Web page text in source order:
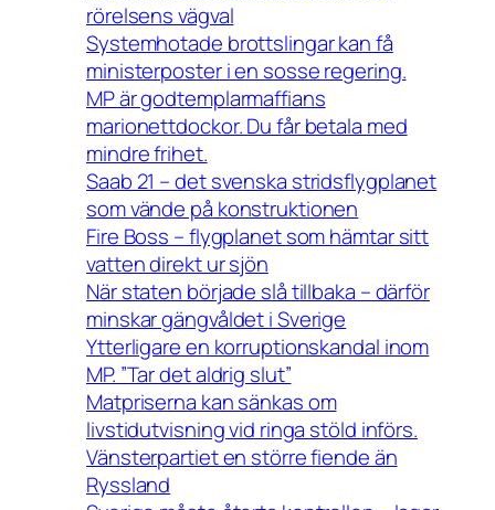
rörelsens vägval
Systemhotade brottslingar kan få
ministerposter i en sosse regering.
MP är godtemplarmaffians
marionettdockor. Du får betala med
mindre frihet.
Saab 21 – det svenska stridsflygplanet
som vände på konstruktionen
Fire Boss – flygplanet som hämtar sitt
vatten direkt ur sjön
När staten började slå tillbaka – därför
minskar gängvåldet i Sverige
Ytterligare en korruptionskandal inom
MP. ”Tar det aldrig slut”
Matpriserna kan sänkas om
livstidutvisning vid ringa stöld införs.
Vänsterpartiet en större fiende än
Ryssland